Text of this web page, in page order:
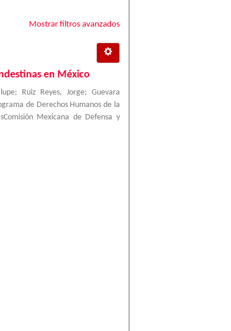
Mostrar filtros avanzados
en México
; Ruiz Reyes, Jorge;Guevara
de Derechos Humanos de la
Mexicana de Defensa y